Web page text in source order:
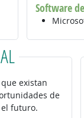
Software
que existan
de
futuro.